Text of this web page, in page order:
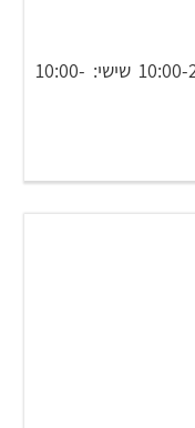
שעות פתיחה: ראשון - חמישי: 10:00-20:00 שישי: 10:00-